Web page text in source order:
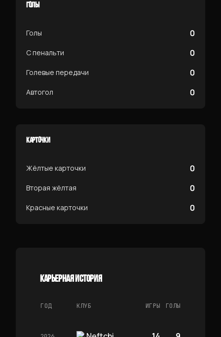
ГОЛЫ
Голы 0
С пенальти 0
Голевые передачи 0
Автогол 0
КАРТОЧКИ
Жёлтые карточки 0
Вторая жёлтая 0
Красные карточки 0
КАРЬЕРНАЯ ИСТОРИЯ
ГОД КЛУБ ИГРЫ ГОЛЫ